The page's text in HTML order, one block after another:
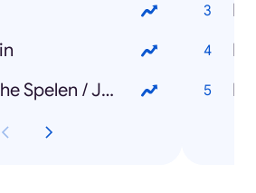
Olympische Spelen / Jeux Olympiques